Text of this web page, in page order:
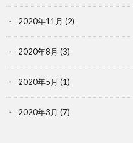
2020年11月 (2)
2020年8月 (3)
2020年5月 (1)
2020年3月 (7)